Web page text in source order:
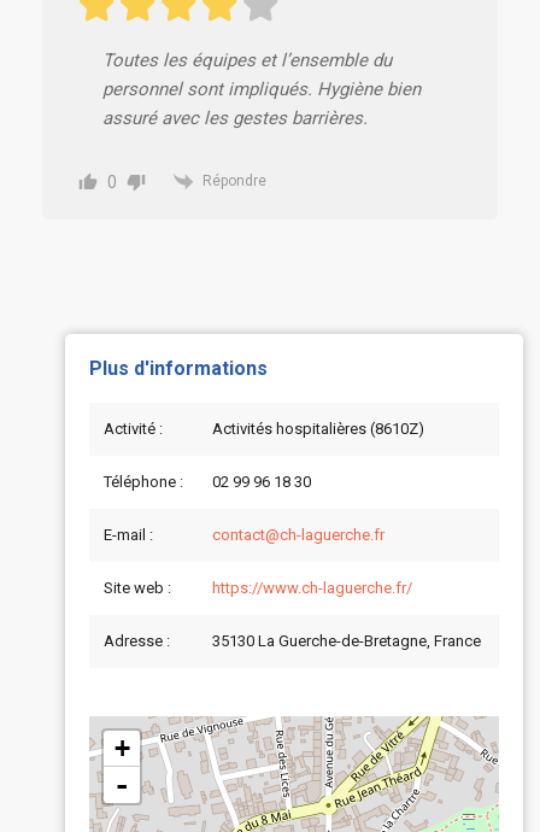
Toutes les équipes et l’ensemble du
personnel sont impliqués. Hygiène bien
assuré avec les gestes barrières.
0 Répondre
Plus d'informations
Activité : Activités hospitalières (8610Z)
Téléphone : 02 99 96 18 30
E-mail : contact@ch-laguerche.fr
Site web : https://www.ch-laguerche.fr/
Adresse : 35130 La Guerche-de-Bretagne, France
+
-